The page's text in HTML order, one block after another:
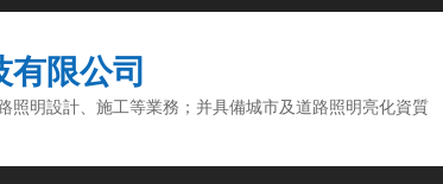
限公司
照明設計、施工等業務；并具備城市及道路照明亮化資質